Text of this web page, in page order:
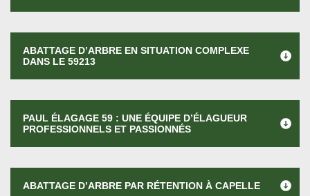
ABATTAGE D’ARBRE EN SITUATION COMPLEXE
DANS LE 59213
PAUL ÉLAGAGE 59 : UNE ÉQUIPE D’ÉLAGUEUR
PROFESSIONNELS ET PASSIONNÉS
ABATTAGE D’ARBRE PAR RÉTENTION À CAPELLE